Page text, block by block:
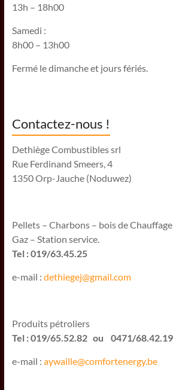
13h – 18h00
Samedi :
8h00 – 13h00
Fermé le dimanche et jours fériés.
Contactez-nous !
Dethiège Combustibles srl
Rue Ferdinand Smeers, 4
1350 Orp-Jauche (Noduwez)
Pellets – Charbons – bois de Chauffage
Gaz – Station service.
Tel : 019/63.45.25
e-mail : dethiegej@gmail.com
Produits pétroliers
Tel : 019/65.52.82 ou 0471/68.42.19
e-mail : aywaille@comfortenergy.be